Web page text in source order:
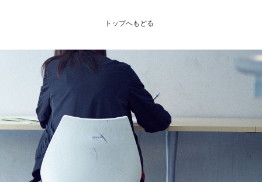
トップへもどる